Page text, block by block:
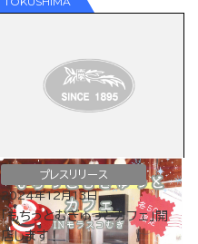
プレスリリース
2024年12月13日
「もちっとむぎゅっとカフェ」開
店します！